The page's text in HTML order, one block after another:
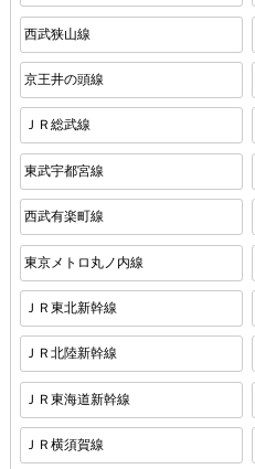
西武狭山線
京王井の頭線
ＪＲ総武線
東武宇都宮線
西武有楽町線
東京メトロ丸ノ内線
ＪＲ東北新幹線
ＪＲ北陸新幹線
ＪＲ東海道新幹線
ＪＲ横須賀線